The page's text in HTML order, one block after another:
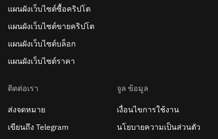
แผนผังเว็บไซต์ซื้อคริปโต
แผนผังเว็บไซต์ขายคริปโต
แผนผังเว็บไซต์บล็อก
แผนผังเว็บไซต์ราคา
ติดต่อเรา
ส่งจดหมาย
เขียนถึง Telegram
จูล ข้อมูล
เงื่อนไขการใช้งาน
นโยบายความเป็นส่วนตัว